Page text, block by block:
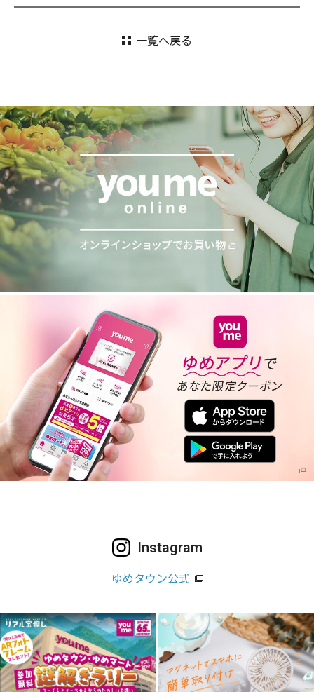
一覧へ戻る
Instagram
ゆめタウン公式